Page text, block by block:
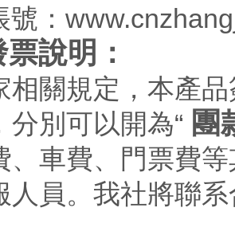
號：
票說明：
相關規定，本產
分別可以開為“ 團
、車費、門票費
人員。我社將聯